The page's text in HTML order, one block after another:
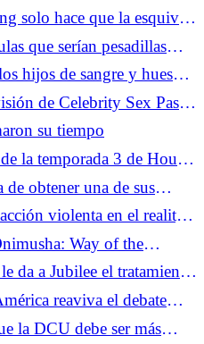
solo hace que la esquiva
aún más frustrante
que serían pesadillas
hijos de sangre y huesos
adaptación
de Celebrity Sex Pass:
de Hollywood
su tiempo
la temporada 3 de House
hacia Desembarco del
obtener una de sus
más importantes
violenta en el reality
usar inteligencia artificial
Wilder
Way of the
gran giro de
da a Jubilee el tratamiento
reaviva el debate
de los videojuegos
la DCU debe ser más